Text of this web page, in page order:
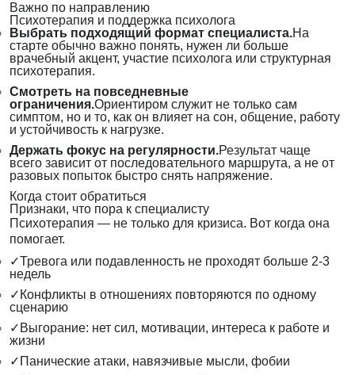
Важно по направлению
Психотерапия и поддержка психолога
Выбрать подходящий формат специалиста.На
старте обычно важно понять, нужен ли больше
врачебный акцент, участие психолога или структурная
психотерапия.
Смотреть на повседневные
ограничения.Ориентиром служит не только сам
симптом, но и то, как он влияет на сон, общение, работу
и устойчивость к нагрузке.
Держать фокус на регулярности.Результат чаще
всего зависит от последовательного маршрута, а не от
разовых попыток быстро снять напряжение.
Когда стоит обратиться
Признаки, что пора к специалисту
Психотерапия — не только для кризиса. Вот когда она
помогает.
✓Тревога или подавленность не проходят больше 2-3
недель
✓ Конфликты в отношениях повторяются по одному
сценарию
✓ Выгорание: нет сил, мотивации, интереса к работе и
жизни
✓ Панические атаки, навязчивые мысли, фобии